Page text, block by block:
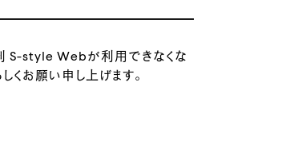
S-style Webが利用できなくな
くお願い申し上げます。